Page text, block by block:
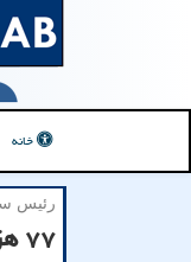
خانه
رئیس
۷۷ هزار تست فوری کرونا از مسافران در مرزهای کشور گرفته شد